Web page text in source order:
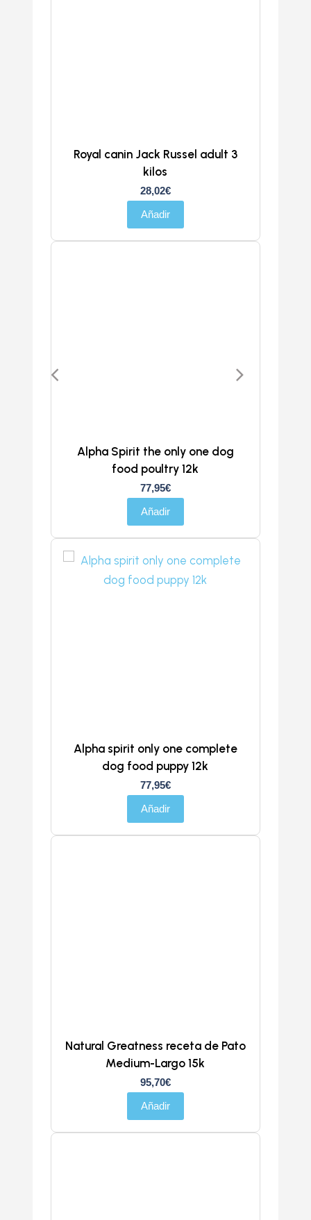
Royal canin Jack Russel adult 3
kilos
28,02€
Añadir
Alpha Spirit the only one dog
food poultry 12k
77,95€
Añadir
Alpha spirit only one complete
dog food puppy 12k
77,95€
Añadir
Natural Greatness receta de Pato
Medium-Largo 15k
95,70€
Añadir